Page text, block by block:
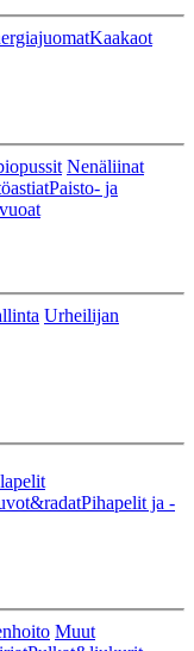
Kaakaot
Nenäliinat
Paisto- ja
Urheilijan
Pihapelit ja -
Muut